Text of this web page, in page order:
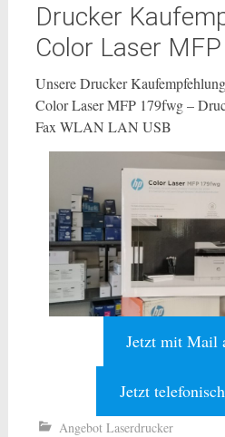
Drucker
Color Laser
Unsere Drucker
Color Laser MFP 179fwg –
Fax WLAN LAN USB
Jetzt mit Mail
Jetzt
Angebot Laserdrucker